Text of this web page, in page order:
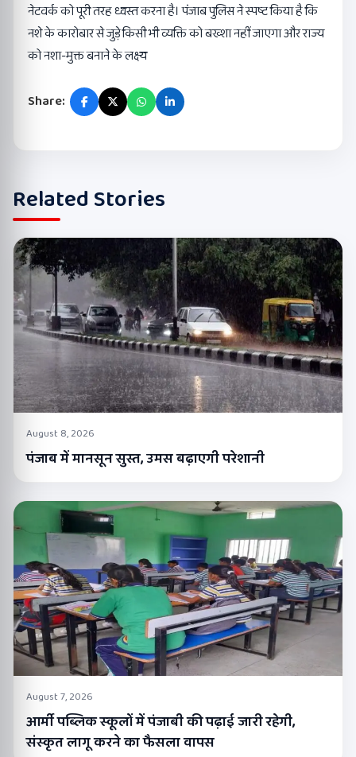
नेटवर्क को पूरी तरह ध्वस्त करना है। पंजाब पुलिस ने स्पष्ट किया है कि
नशे के कारोबार से जुड़े किसी भी व्यक्ति को बख्शा नहीं जाएगा और राज्य
को नशा-मुक्त बनाने के लक्ष्य
Share:
Related Stories
August 8, 2026
पंजाब में मानसून सुस्त, उमस बढ़ाएगी परेशानी
August 7, 2026
आर्मी पब्लिक स्कूलों में पंजाबी की पढ़ाई जारी रहेगी,
संस्कृत लागू करने का फैसला वापस